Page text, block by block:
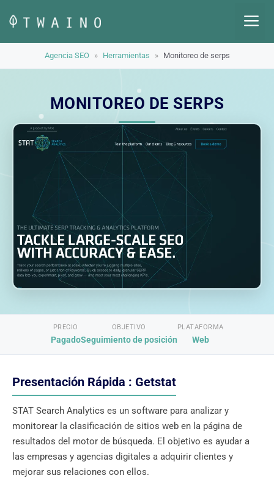
contenido
Agencia SEO » Herramientas » Monitoreo de serps
MONITOREO DE SERPS
PRECIO
Pagado
OBJETIVO
Seguimiento de posición
PLATAFORMA
Web
Presentación Rápida : Getstat
STAT Search Analytics es un software para analizar y
monitorear la clasificación de sitios web en la página de
resultados del motor de búsqueda. El objetivo es ayudar a
las empresas y agencias digitales a adquirir clientes y
mejorar sus relaciones con ellos.